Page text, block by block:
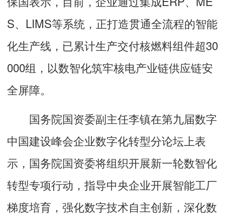
S、LIMS等系统，正打造贯通全流程的智能
化生产线，已累计生产交付核燃料组件超30
000组，以数智化筑牢核电产业链供应链安
全屏障。
国务院国资委副主任李镇在第九届数字
中国建设峰会企业数字化转型分论坛上表
示，国务院国资委将组织开展新一轮数智化
转型专项行动，指导中央企业开展智能工厂
梯度培育，强化数字技术自主创新，深化数